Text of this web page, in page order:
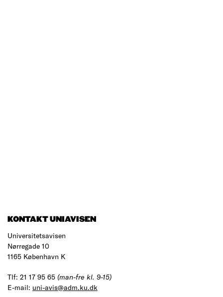
KONTAKT UNIAVISEN
Universitetsavisen
Nørregade 10
1165 København K
Tlf: 21 17 95 65 (man-fre kl. 9-15)
E-mail: uni-avis@adm.ku.dk